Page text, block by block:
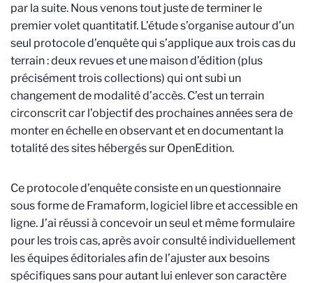
par la suite. Nous venons tout juste de terminer le
premier volet quantitatif. L’étude s’organise autour d’un
seul protocole d’enquête qui s’applique aux trois cas du
terrain : deux revues et une maison d’édition (plus
précisément trois collections) qui ont subi un
changement de modalité d’accès. C’est un terrain
circonscrit car l’objectif des prochaines années sera de
monter en échelle en observant et en documentant la
totalité des sites hébergés sur OpenEdition.
Ce protocole d’enquête consiste en un questionnaire
sous forme de Framaform, logiciel libre et accessible en
ligne. J’ai réussi à concevoir un seul et même formulaire
pour les trois cas, après avoir consulté individuellement
les équipes éditoriales afin de l’ajuster aux besoins
spécifiques sans pour autant lui enlever son caractère